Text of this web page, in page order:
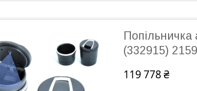
Попільничка
(332915) 2159
119 778 ₴